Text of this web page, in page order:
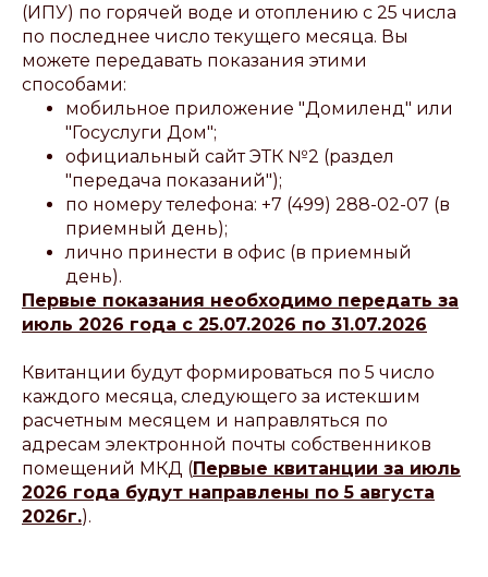
(ИПУ) по горячей воде и отоплению с 25 числа
по последнее число текущего месяца. Вы
можете передавать показания этими
способами:
мобильное приложение "Домиленд" или
"Госуслуги Дом";
официальный сайт ЭТК №2 (раздел
"передача показаний");
по номеру телефона: +7 (499) 288-02-07 (в
приемный день);
лично принести в офис (в приемный
день).
Первые показания необходимо передать за
июль 2026 года с 25.07.2026 по 31.07.2026
Квитанции будут формироваться по 5 число
каждого месяца, следующего за истекшим
расчетным месяцем и направляться по
адресам электронной почты собственников
помещений МКД (Первые квитанции за июль
2026 года будут направлены по 5 августа
2026г.).